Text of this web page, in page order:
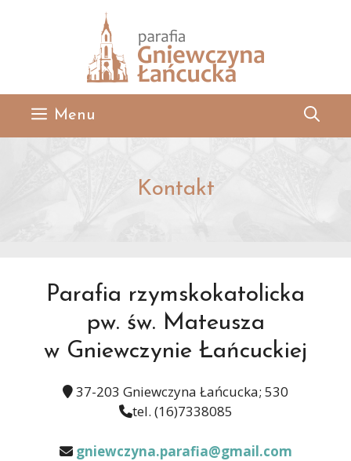
Menu
Kontakt
Parafia rzymskokatolicka
pw. św. Mateusza
w Gniewczynie Łańcuckiej
37-203 Gniewczyna Łańcucka; 530
tel. (16)7338085
gniewczyna.parafia@gmail.com